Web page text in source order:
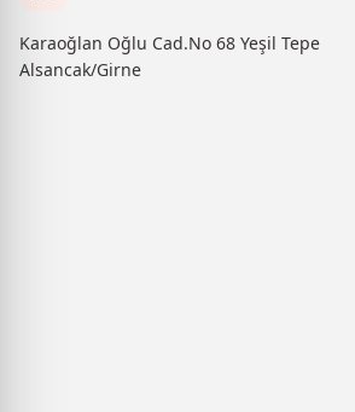
Karaoğlan Oğlu Cad.No 68 Yeşil Tepe
Alsancak/Girne